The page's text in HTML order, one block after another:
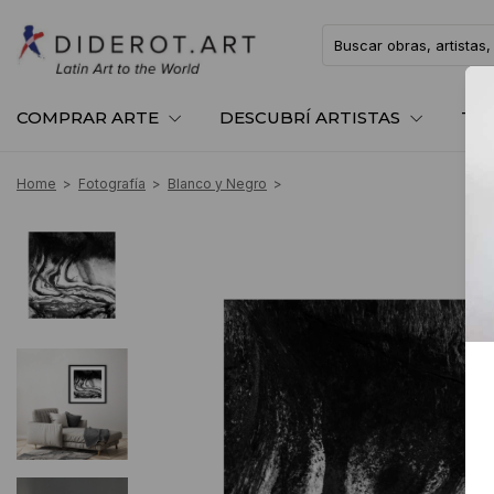
COMPRAR ARTE DESCUBRÍ ARTISTAS TE
Home > Fotografía > Blanco y Negro >